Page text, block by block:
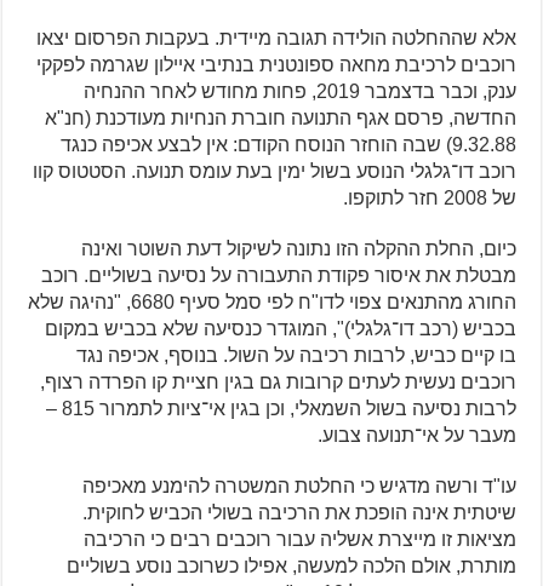
אלא שההחלטה הולידה תגובה מיידית. בעקבות הפרסום יצאו
רוכבים לרכיבת מחאה ספונטנית בנתיבי איילון שגרמה לפקקי
ענק, וכבר בדצמבר 2019, פחות מחודש לאחר ההנחיה
החדשה, פרסם אגף התנועה חוברת הנחיות מעודכנת (חנ"א
9.32.88) שבה הוחזר הנוסח הקודם: אין לבצע אכיפה כנגד
רוכב דו־גלגלי הנוסע בשול ימין בעת עומס תנועה. הסטטוס קוו
של 2008 חזר לתוקפו.
כיום, החלת ההקלה הזו נתונה לשיקול דעת השוטר ואינה
מבטלת את איסור פקודת התעבורה על נסיעה בשוליים. רוכב
החורג מהתנאים צפוי לדו"ח לפי סמל סעיף 6680, "נהיגה שלא
בכביש (רכב דו־גלגלי)", המוגדר כנסיעה שלא בכביש במקום
בו קיים כביש, לרבות רכיבה על השול. בנוסף, אכיפה נגד
רוכבים נעשית לעתים קרובות גם בגין חציית קו הפרדה רצוף,
לרבות נסיעה בשול השמאלי, וכן בגין אי־ציות לתמרור 815 –
מעבר על אי־תנועה צבוע.
עו"ד ורשה מדגיש כי החלטת המשטרה להימנע מאכיפה
שיטתית אינה הופכת את הרכיבה בשולי הכביש לחוקית.
מציאות זו מייצרת אשליה עבור רוכבים רבים כי הרכיבה
מותרת, אולם הלכה למעשה, אפילו כשרוכב נוסע בשוליים